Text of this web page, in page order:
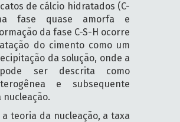
de cálcio hidratados (C-
fase quase amorfa e
da fase C-S-H ocorre
do cimento como um
da solução, onde a
pode ser descrita como
e subsequente
a teoria da nucleação, a taxa